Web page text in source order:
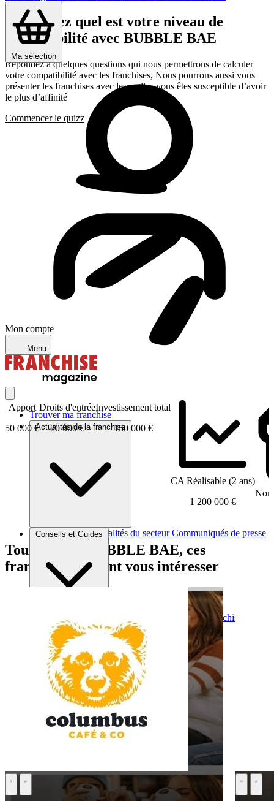
Ma sélection
Mon compte
Menu
Trouver ma franchise
Actualités de la franchise
Brèves et actus Actualités du secteur Communiqués de presse
Conseils et Guides
Conseils généraux Devenir franchiseur
Découvrez quel est votre niveau de
compatibilité avec BUBBLE BAE
Répondez a quelques questions qui nous permettrons de calculer
votre compatibilité avec les franchises, Nous pourrons aussi vous
présenter les franchises avec lesquelles vous êtes susceptible d’avoir
le plus d’affinité
Commencer le quizz
Apport
50 000 €
Droits d'entrée
20 000 €
Investissement total
150 000 €
CA Réalisable (2 ans)
1 200 000 €
Tout comme BUBBLE BAE, ces
franchises peuvent vous intéresser